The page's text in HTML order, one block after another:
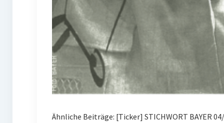
Ähnliche Beiträge: [Ticker] STICHWORT BAYER